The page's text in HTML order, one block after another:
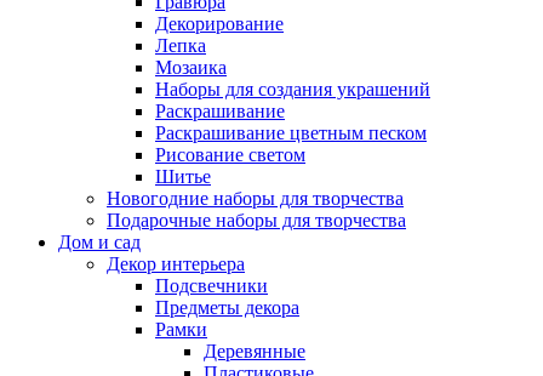
Декорирование
Лепка
Мозаика
Наборы для создания украшений
Раскрашивание
Раскрашивание цветным песком
Рисование светом
Шитье
Новогодние наборы для творчества
Подарочные наборы для творчества
Дом и сад
Декор интерьера
Подсвечники
Предметы декора
Рамки
Деревянные